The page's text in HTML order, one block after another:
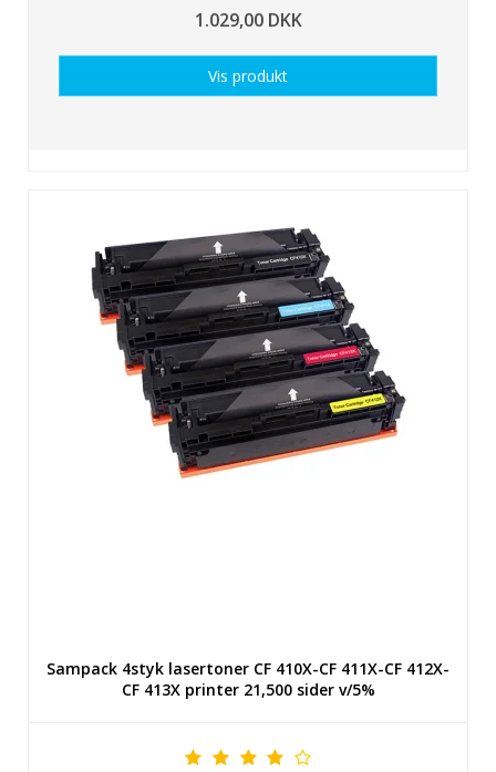
1.029,00 DKK
Vis produkt
Sampack 4styk lasertoner CF 410X-CF 411X-CF 412X-
CF 413X printer 21,500 sider v/5%